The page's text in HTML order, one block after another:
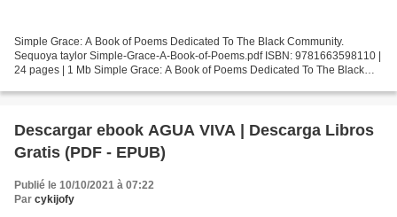
Simple Grace: A Book of Poems Dedicated To The Black Community.
Sequoya taylor Simple-Grace-A-Book-of-Poems.pdf ISBN: 9781663598110 |
24 pages | 1 Mb Simple Grace: A Book of Poems Dedicated To The Black
Descargar ebook AGUA VIVA | Descarga Libros
Gratis (PDF - EPUB)
Publié le 10/10/2021 à 07:22
Par cykijofy